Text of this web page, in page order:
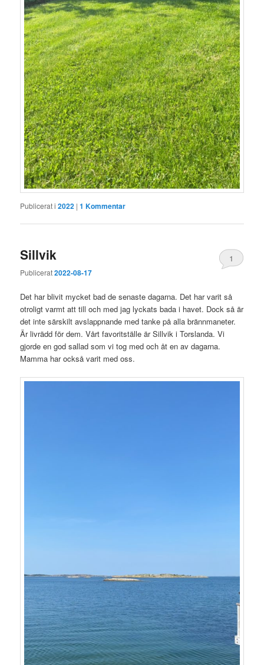
Publicerat i 2022 |1 Kommentar
Sillvik
Publicerat2022-08-17
1
Det har blivit mycket bad de senaste dagarna. Det har varit så
otroligt varmt att till och med jag lyckats bada i havet. Dock så är
det inte särskilt avslappnande med tanke på alla brännmaneter.
Är livrädd för dem. Vårt favoritställe är Sillvik i Torslanda. Vi
gjorde en god sallad som vi tog med och åt en av dagarna.
Mamma har också varit med oss.